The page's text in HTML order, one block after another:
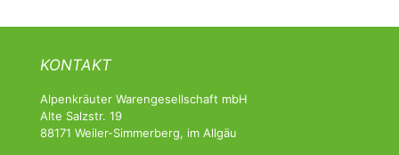
KONTAKT
Alpenkräuter Warengesellschaft mbH
Alte Salzstr. 19
88171 Weiler-Simmerberg, im Allgäu